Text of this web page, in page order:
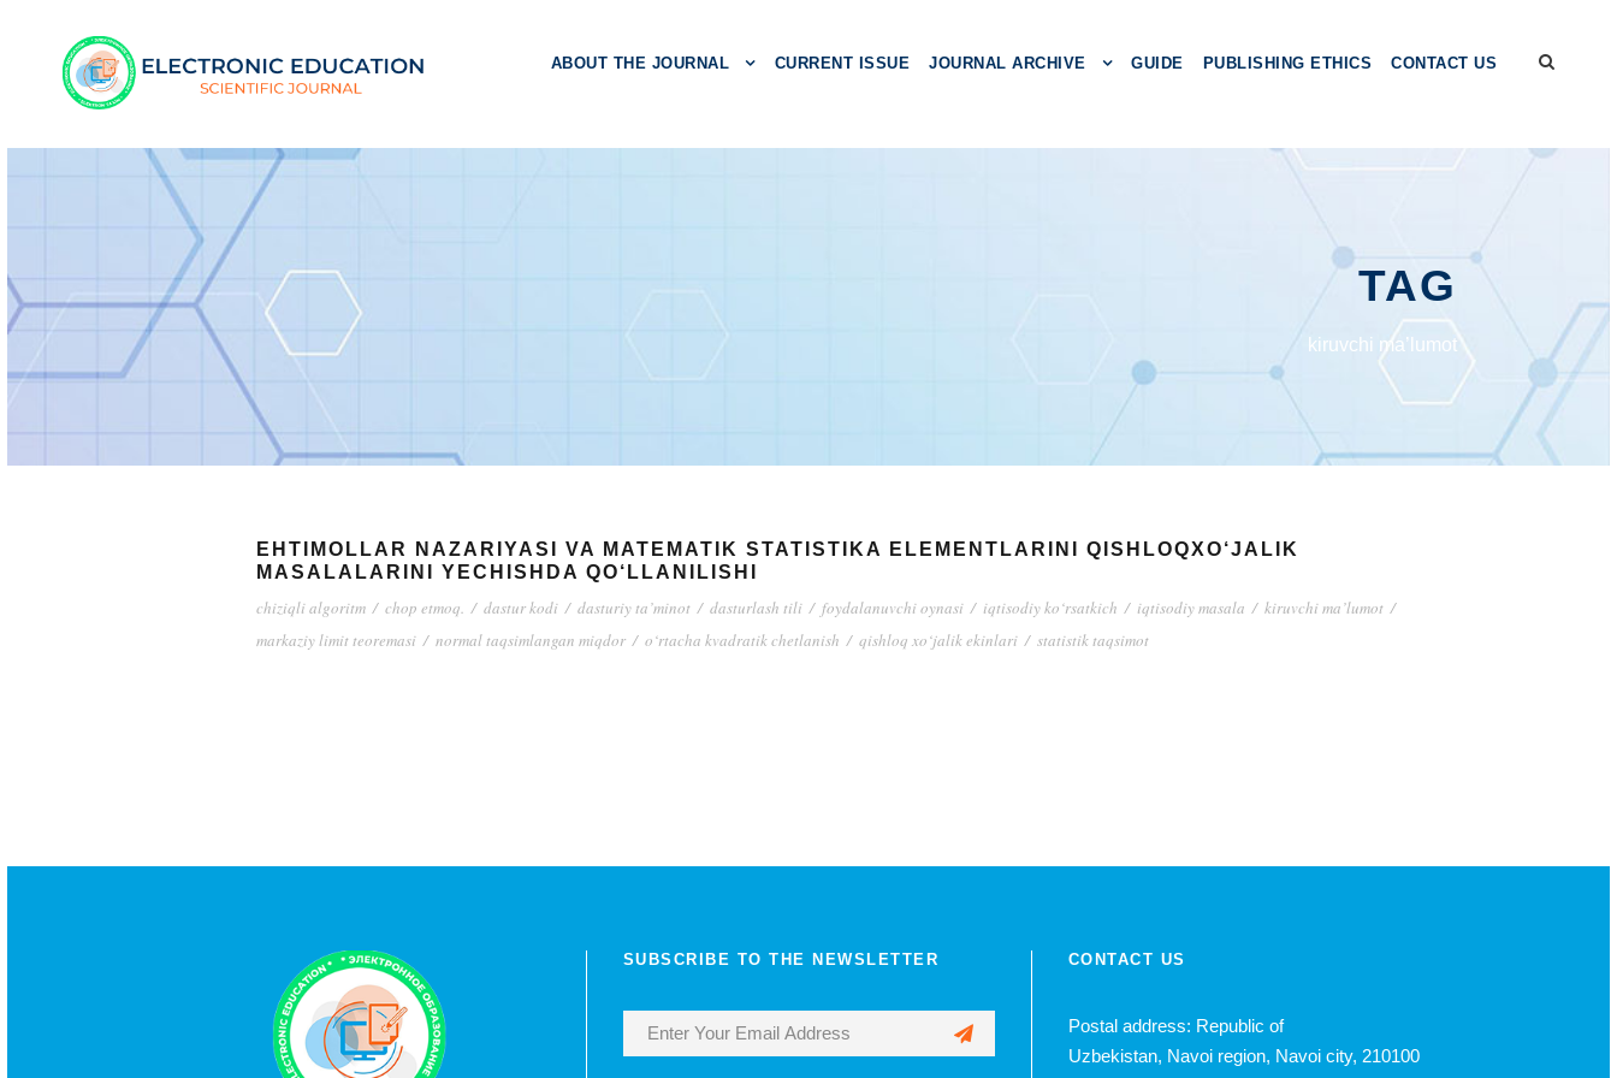
ABOUT THE JOURNAL CURRENT ISSUE JOURNAL ARCHIVE GUIDE PUBLISHING ETHICS CONTACT US
TAG
kiruvchi ma’lumot
EHTIMOLLAR NAZARIYASI VA MATEMATIK STATISTIKA ELEMENTLARINI QISHLOQXO‘JALIK
MASALALARINI YECHISHDA QO‘LLANILISHI
chiziqli algoritm / chop etmoq. / dastur kodi / dasturiy ta’minot / dasturlash tili / foydalanuvchi oynasi / iqtisodiy ko‘rsatkich / iqtisodiy masala / kiruvchi ma’lumot /
markaziy limit teoremasi / normal taqsimlangan miqdor / o‘rtacha kvadratik chetlanish / qishloq xo‘jalik ekinlari / statistik taqsimot
SUBSCRIBE TO THE NEWSLETTER CONTACT US
Postal address: Republic of
Uzbekistan, Navoi region, Navoi city, 210100